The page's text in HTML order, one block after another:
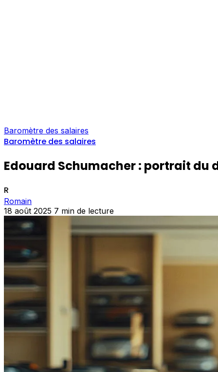
Baromètre des salaires
Baromètre des salaires
Edouard Schumacher : portrait
R
Romain
18 août 2025 7 min de lecture